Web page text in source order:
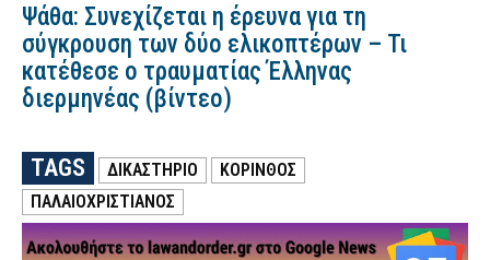
Ψάθα: Συνεχίζεται η έρευνα για τη
σύγκρουση των δύο ελικοπτέρων – Τι
κατέθεσε ο τραυματίας Έλληνας
διερμηνέας (βίντεο)
TAGS ΔΙΚΑΣΤΗΡΙΟ
ΚΟΡΙΝΘΟΣ
ΠΑΛΑΙΟΧΡΙΣΤΙΑΝΌΣ